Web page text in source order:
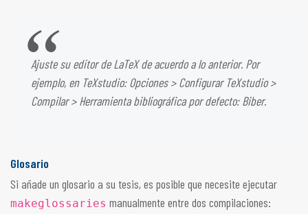
Ajuste su editor de LaTeX de acuerdo a lo anterior. Por
ejemplo, en TeXstudio: Opciones > Configurar TeXstudio >
Compilar > Herramienta bibliográfica por defecto: Biber.
Glosario
Si añade un glosario a su tesis, es posible que necesite ejecutar
makeglossaries manualmente entre dos compilaciones: